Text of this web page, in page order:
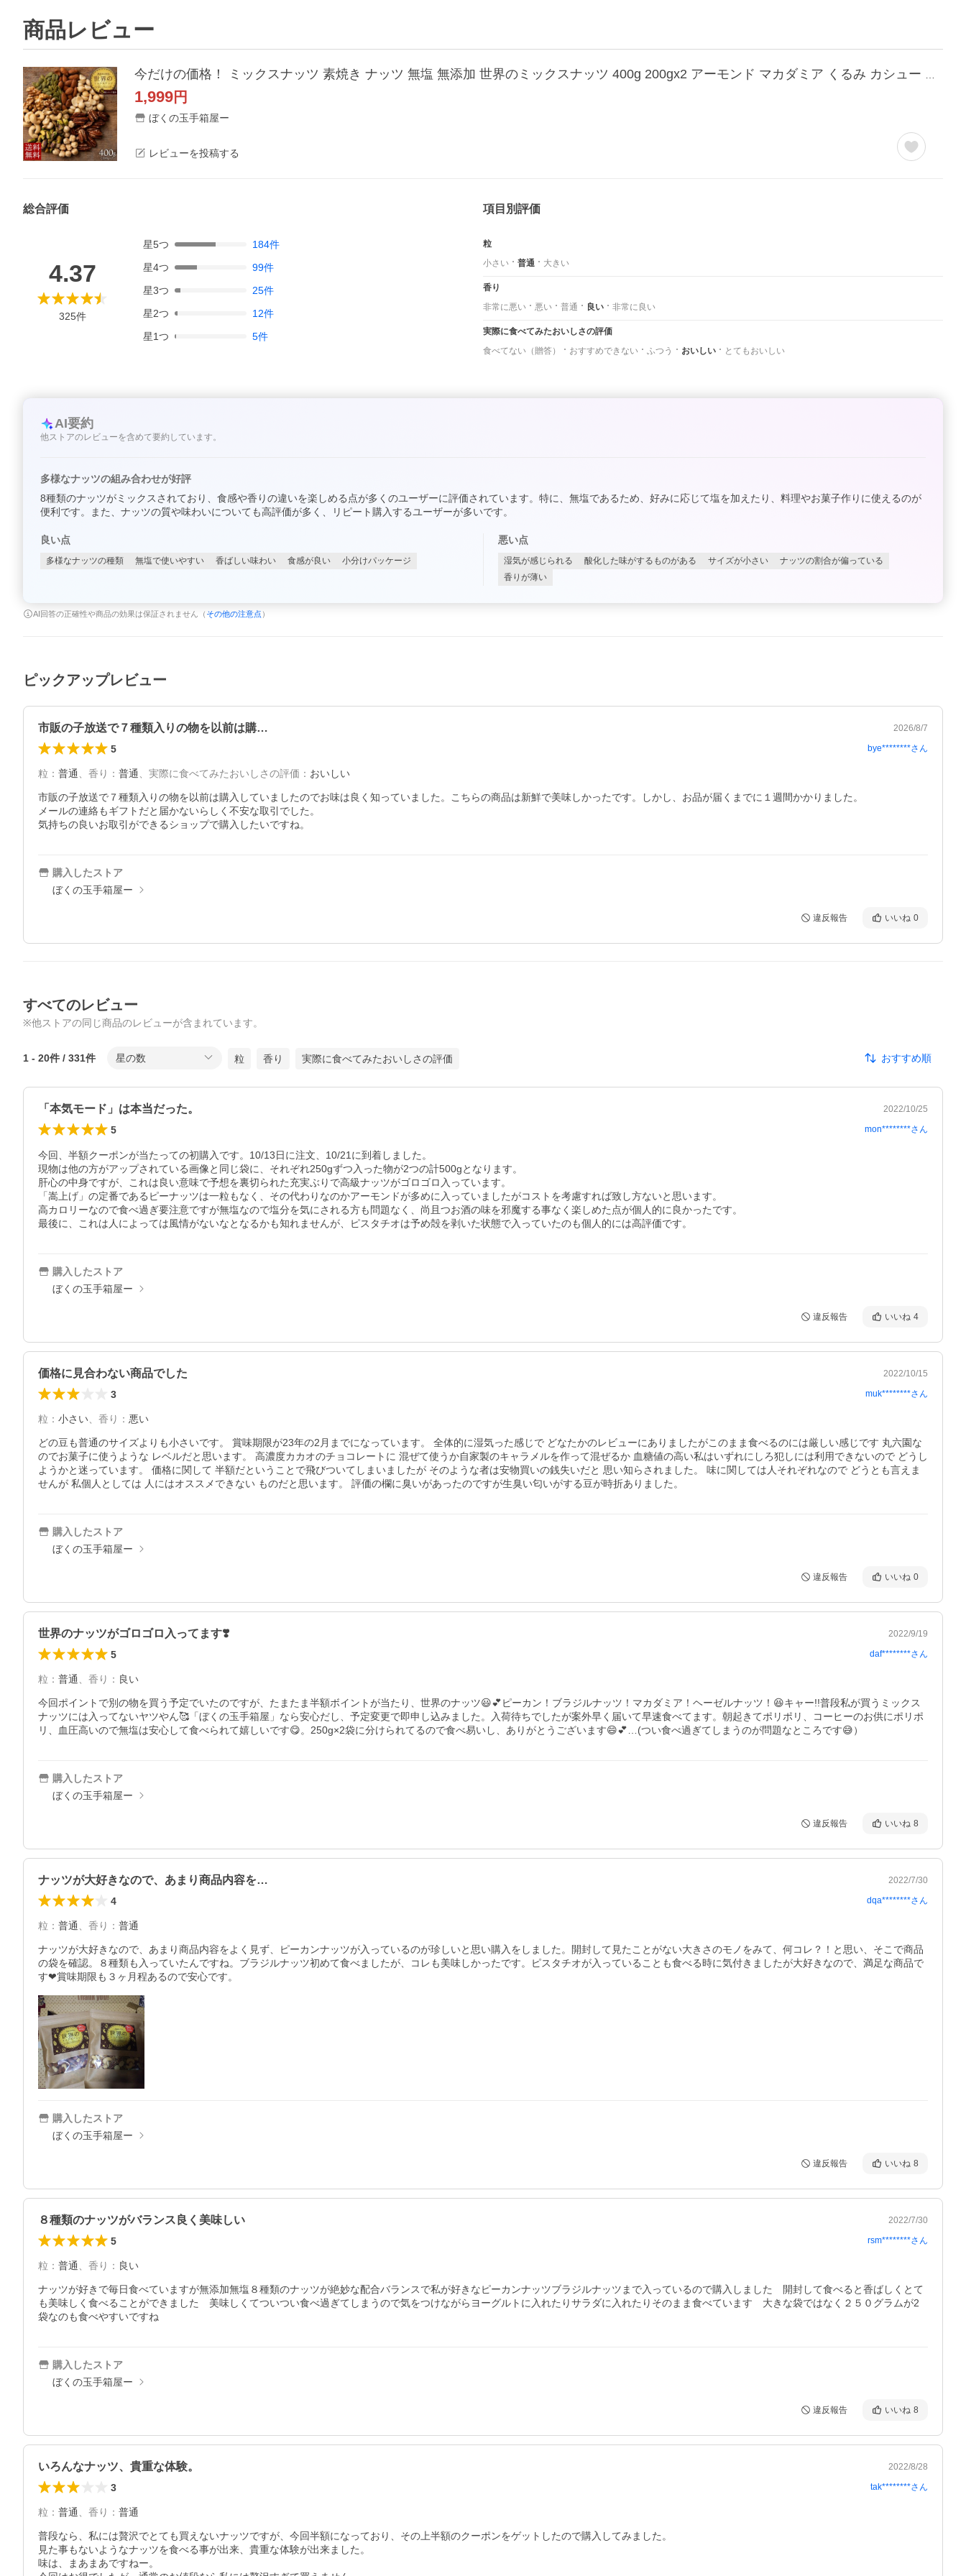
商品レビュー
1,999円
ぼくの玉手箱屋ー
レビューを投稿する
総合評価
4.37
325件
星5つ 184件
星4つ 99件
星3つ 25件
星2つ 12件
星1つ 5件
項目別評価
粒
小さい
普通 大きい
香り
非常に悪い
悪い 普通 良い 非常に良い
実際に食べてみたおいしさの評価
食べてない（贈答）
おすすめできない ふつう おいしい とてもおいしい
AI要約
他ストアのレビューを含めて要約しています。
多様なナッツの組み合わせが好評
8種類のナッツがミックスされており、食感や香りの違いを楽しめる点が多くのユーザーに評価されています。特に、無塩であるため、好みに応じて塩を加えたり、料理やお菓子作りに使えるのが
便利です。また、ナッツの質や味わいについても高評価が多く、リピート購入するユーザーが多いです。
良い点
多様なナッツの種類 無塩で使いやすい 香ばしい味わい 食感が良い 小分けパッケージ
悪い点
湿気が感じられる 酸化した味がするものがある サイズが小さい
ナッツの割合が偏っている
香りが薄い
AI回答の正確性や商品の効果は保証されません（ その他の注意点 ）
ピックアップレビュー
市販の子放送で７種類入りの物を以前は購… 2026/8/7
5 bye********さん
粒 ： 普通 香り ： 普通 実際に食べてみたおいしさの評価 ： おいしい
市販の子放送で７種類入りの物を以前は購入していましたのでお味は良く知っていました。こちらの商品は新鮮で美味しかったです。しかし、お品が届くまでに１週間かかりました。
メールの連絡もギフトだと届かないらしく不安な取引でした。
気持ちの良いお取引ができるショップで購入したいですね。
購入したストア
ぼくの玉手箱屋ー
違反報告 いいね 0
すべてのレビュー
※他ストアの同じ商品のレビューが含まれています。
1 - 20件 / 331件 星の数 粒 香り 実際に食べてみたおいしさの評価 おすすめ順
「本気モード」は本当だった。 2022/10/25
5 mon********さん
今回、半額クーポンが当たっての初購入です。10/13日に注文、10/21に到着しました。
現物は他の方がアップされている画像と同じ袋に、それぞれ250gずつ入った物が2つの計500gとなります。
肝心の中身ですが、これは良い意味で予想を裏切られた充実ぶりで高級ナッツがゴロゴロ入っています。
「嵩上げ」の定番であるピーナッツは一粒もなく、その代わりなのかアーモンドが多めに入っていましたがコストを考慮すれば致し方ないと思います。
高カロリーなので食べ過ぎ要注意ですが無塩なので塩分を気にされる方も問題なく、尚且つお酒の味を邪魔する事なく楽しめた点が個人的に良かったです。
最後に、これは人によっては風情がないなとなるかも知れませんが、ピスタチオは予め殻を剥いた状態で入っていたのも個人的には高評価です。
購入したストア
ぼくの玉手箱屋ー
違反報告 いいね 4
価格に見合わない商品でした 2022/10/15
3 muk********さん
粒 ： 小さい、 香り ： 悪い
どの豆も普通のサイズよりも小さいです。 賞味期限が23年の2月までになっています。 全体的に湿気った感じで どなたかのレビューにありましたがこのまま食べるのには厳しい感じです 丸六園な
のでお菓子に使うような レベルだと思います。 高濃度カカオのチョコレートに 混ぜて使うか自家製のキャラメルを作って混ぜるか 血糖値の高い私はいずれにしろ犯しには利用できないので どうし
ようかと迷っています。 価格に関して 半額だということで飛びついてしまいましたが そのような者は安物買いの銭失いだと 思い知らされました。 味に関しては人それぞれなので どうとも言えま
せんが 私個人としては 人にはオススメできない ものだと思います。 評価の欄に臭いがあったのですが生臭い匂いがする豆が時折ありました。
購入したストア
ぼくの玉手箱屋ー
違反報告 いいね 0
世界のナッツがゴロゴロ入ってます❣️ 2022/9/19
5 daf********さん
粒 ： 普通 、 香り ： 良い
今回ポイントで別の物を買う予定でいたのですが、たまたま半額ボイントが当たり、世界のナッツ😃💕ピーカン！ブラジルナッツ！マカダミア！ヘーゼルナッツ！😆キャー!!普段私が買うミックス
ナッツには入ってないヤツやん🥰「ぼくの玉手箱屋」なら安心だし、予定変更で即申し込みました。入荷待ちでしたが案外早く届いて早速食べてます。朝起きてポリポリ、コーヒーのお供にポリポ
購入したストア
ぼくの玉手箱屋ー
違反報告 いいね 8
ナッツが大好きなので、あまり商品内容を… 2022/7/30
4 dqa********さん
粒 ： 普通 、 香り ： 普通
ナッツが大好きなので、あまり商品内容をよく見ず、ピーカンナッツが入っているのが珍しいと思い購入をしました。開封して見たことがない大きさのモノをみて、何コレ？！と思い、そこで商品
の袋を確認。８種類も入っていたんですね。ブラジルナッツ初めて食べましたが、コレも美味しかったです。ピスタチオが入っていることも食べる時に気付きましたが大好きなので、満足な商品で
す❤賞味期限も３ヶ月程あるので安心です。
購入したストア
ぼくの玉手箱屋ー
違反報告 いいね 8
８種類のナッツがバランス良く美味しい 2022/7/30
5 rsm********さん
粒 ： 普通 、 香り ： 良い
ナッツが好きで毎日食べていますが無添加無塩８種類のナッツが絶妙な配合バランスで私が好きなピーカンナッツブラジルナッツまで入っているので購入しました　開封して食べると香ばしくとて
も美味しく食べることができました　美味しくてついつい食べ過ぎてしまうので気をつけながらヨーグルトに入れたりサラダに入れたりそのまま食べています　大きな袋ではなく２５０グラムが2
袋なのも食べやすいですね
購入したストア
ぼくの玉手箱屋ー
違反報告 いいね 8
いろんなナッツ、貴重な体験。 2022/8/28
3 tak********さん
粒 ： 普通 、 香り ： 普通
普段なら、私には贅沢でとても買えないナッツですが、今回半額になっており、その上半額のクーポンをゲットしたので購入してみました。
見た事もないようなナッツを食べる事が出来、貴重な体験が出来ました。
味は、まあまあですねー。